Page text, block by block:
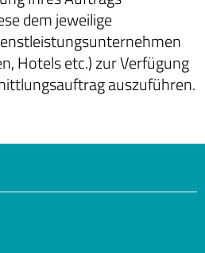
dem jeweilige
Hotels etc.) zur Verfügung
auszuführen.